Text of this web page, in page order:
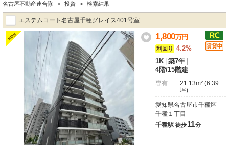
名古屋不動産連合隊 投資 検索結果
エステムコート名古屋千種グレイス401号室
NEW 1,800万円
利回り
4.2%
1K 築7年
4階/15階建
専有
21.13m² (6.39
坪)
愛知県名古屋市千種区
千種１丁目
千種駅 徒歩11分